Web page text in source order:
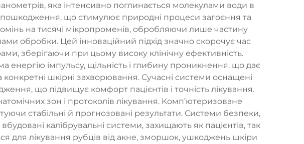
яка інтенсивно поглинається молекулами води в
що стимулює природні процеси загоєння та
на тисячі мікропроменів, обробляючи лише частину
обробки. Цей інноваційний підхід значно скорочує час
зберігаючи при цьому високу клінічну ефективність.
імпульсу, щільність і глибину проникнення, що дає
конкретні шкірні захворювання. Сучасні системи оснащені
що підвищує комфорт пацієнтів і точність лікування.
зон і протоколів лікування. Комп’ютеризоване
стабільні й прогнозовані результати. Системи безпеки,
калібрувальні системи, захищають як пацієнтів, так
для лікування рубців від акне, зморшок, ушкоджень шкіри